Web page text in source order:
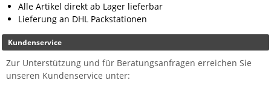
Alle Artikel direkt ab Lager lieferbar
Lieferung an DHL Packstationen
Kundenservice
Zur Unterstützung und für Beratungsanfragen erreichen Sie
unseren Kundenservice unter: